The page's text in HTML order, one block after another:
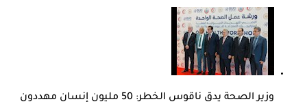
وزير الصحة يدق ناقوس الخطر: 50 مليون إنسان مهددون